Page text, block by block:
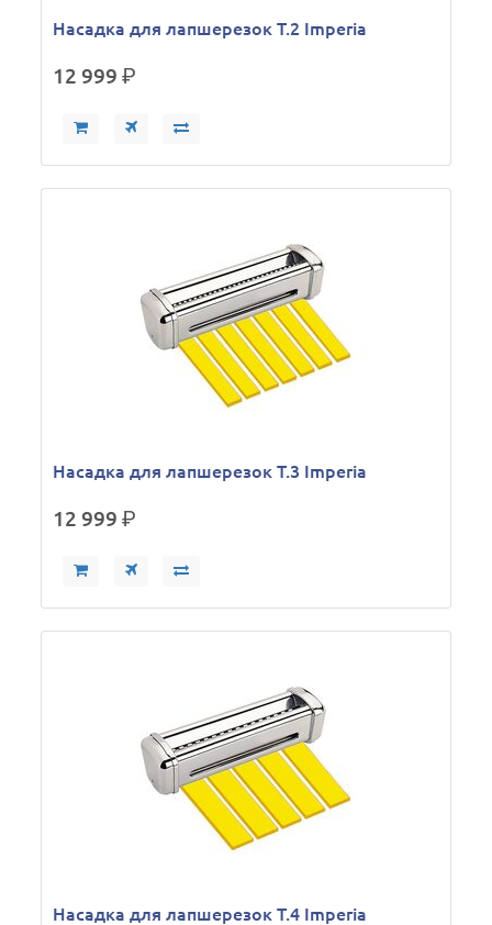
Насадка для лапшерезок Т.2 Imperia
12 999р.
Насадка для лапшерезок Т.3 Imperia
12 999р.
Насадка для лапшерезок Т.4 Imperia